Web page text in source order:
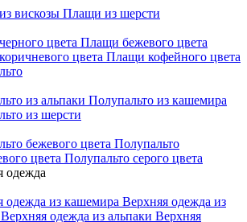
вискозы Плащи из шерсти
цвета Плащи бежевого цвета
цвета Плащи кофейного цвета
из альпаки Полупальто из кашемира
из шерсти
бежевого цвета Полупальто
цвета Полупальто серого цвета
одежда
одежда из кашемира Верхняя одежда из
Верхняя одежда из альпаки Верхняя